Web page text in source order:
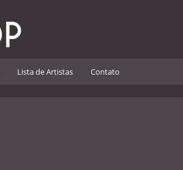
Lista de Artistas Contato